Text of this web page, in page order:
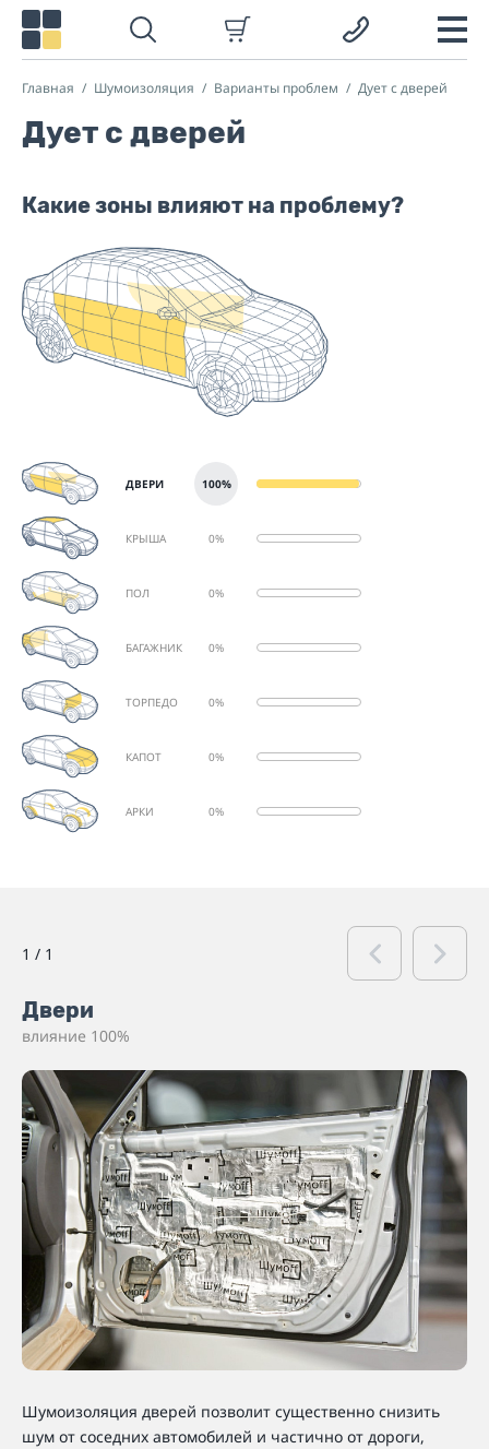
Главная Шумоизоляция Варианты проблем Дует с дверей
Дует с дверей
Какие зоны влияют на проблему?
ДВЕРИ 100%
КРЫША 0%
ПОЛ 0%
БАГАЖНИК 0%
ТОРПЕДО 0%
КАПОТ 0%
АРКИ 0%
1 / 1
Двери
влияние 100%
Шумоизоляция дверей позволит существенно снизить
шум от соседних автомобилей и частично от дороги,